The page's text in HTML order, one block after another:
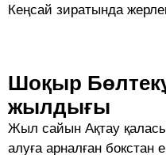
Кеңсай зиратында
Шоқыр
жылдығы
Жыл сайын Ақтау
алуға арналған бокстан